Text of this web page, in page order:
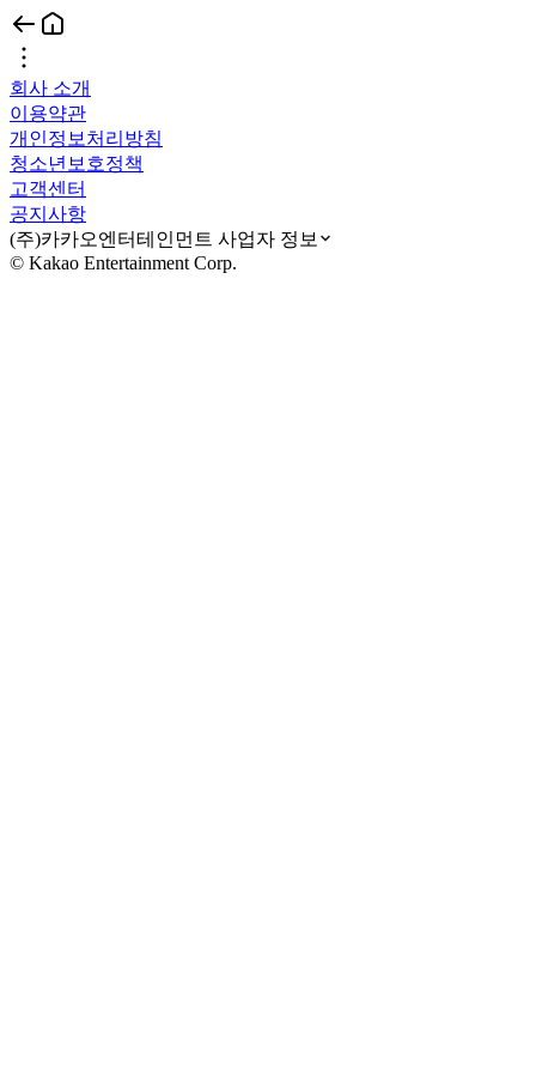
회사 소개
이용약관
개인정보처리방침
청소년보호정책
고객센터
공지사항
(주)카카오엔터테인먼트 사업자 정보
© Kakao Entertainment Corp.